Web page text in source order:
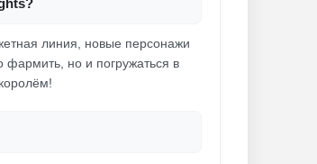
линия, новые персонажи
фармить, но и погружаться в